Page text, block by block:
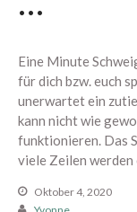
Eine Minute
für dich bzw. euch
unerwartet ein
kann nicht wie
funktionieren. Das
viele Zeilen werden
Oktober 4, 2020